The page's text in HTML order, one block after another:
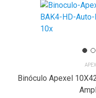
Binóculo Apexel